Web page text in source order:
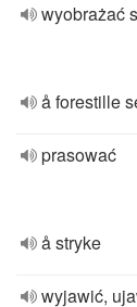
wyobrażać
å forestille
prasować
å stryke
wyjawić,